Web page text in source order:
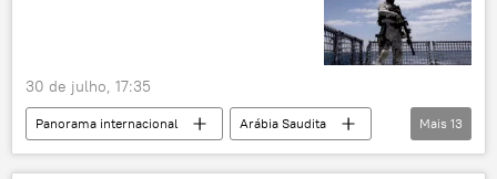
30 de julho, 17:35
Panorama internacional
Arábia Saudita
mar Vermelho
Ansar Allah
Iêmen
Mais 13